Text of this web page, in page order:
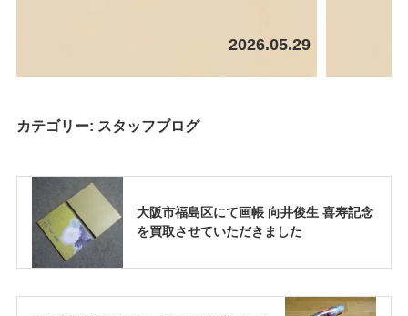
2026.05.29
カテゴリー: スタッフブログ
大阪市福島区にて画帳 向井俊生 喜寿記念
を買取させていただきました